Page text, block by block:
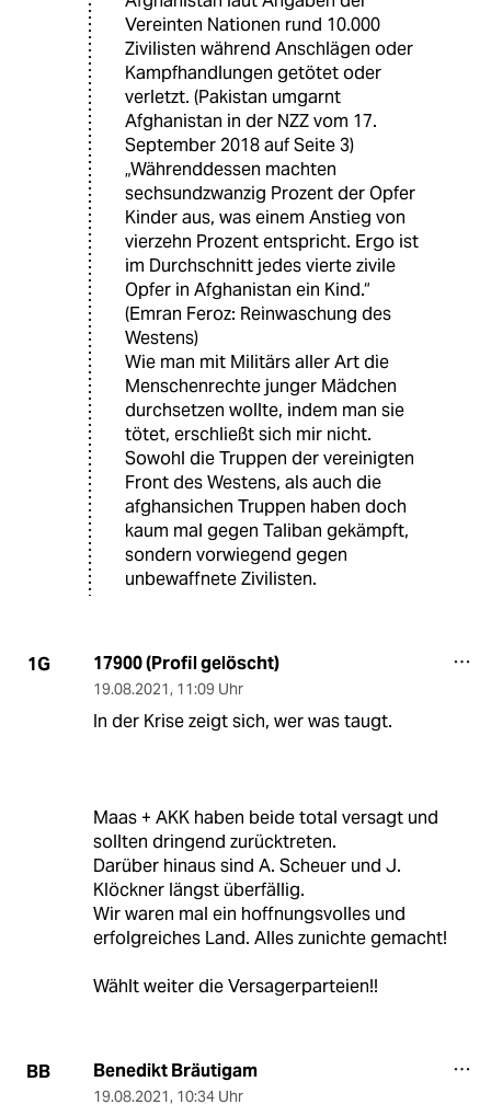
Vereinten Nationen rund 10.000
Zivilisten während Anschlägen oder
Kampfhandlungen getötet oder
verletzt. (Pakistan umgarnt
Afghanistan in der NZZ vom 17.
September 2018 auf Seite 3)
„Währenddessen machten
sechsundzwanzig Prozent der Opfer
Kinder aus, was einem Anstieg von
vierzehn Prozent entspricht. Ergo ist
im Durchschnitt jedes vierte zivile
Opfer in Afghanistan ein Kind.“
(Emran Feroz: Reinwaschung des
Westens)
Wie man mit Militärs aller Art die
Menschenrechte junger Mädchen
durchsetzen wollte, indem man sie
tötet, erschließt sich mir nicht.
Sowohl die Truppen der vereinigten
Front des Westens, als auch die
afghansichen Truppen haben doch
kaum mal gegen Taliban gekämpft,
sondern vorwiegend gegen
unbewaffnete Zivilisten.
1G 17900 (Profil gelöscht)
19.08.2021, 11:09 Uhr
In der Krise zeigt sich, wer was taugt.
Maas + AKK haben beide total versagt und
sollten dringend zurücktreten.
Darüber hinaus sind A. Scheuer und J.
Klöckner längst überfällig.
Wir waren mal ein hoffnungsvolles und
erfolgreiches Land. Alles zunichte gemacht!
Wählt weiter die Versagerparteien!!
BB Benedikt Bräutigam
19.08.2021, 10:34 Uhr